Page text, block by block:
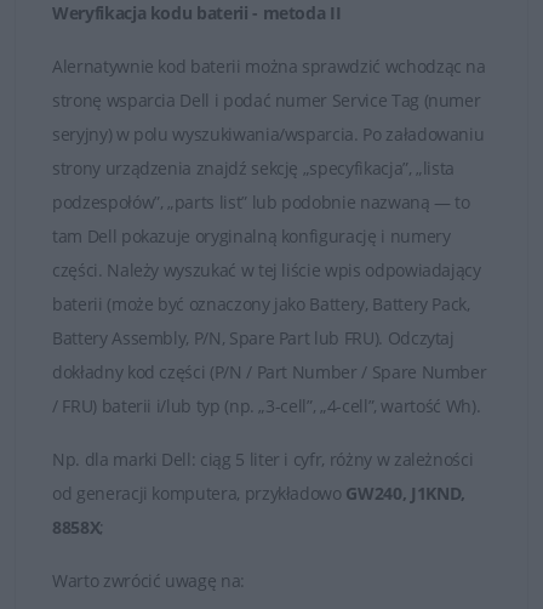
Weryfikacja kodu baterii - metoda II
Alernatywnie kod baterii można sprawdzić wchodząc na
stronę wsparcia Dell i podać numer Service Tag (numer
seryjny) w polu wyszukiwania/wsparcia. Po załadowaniu
strony urządzenia znajdź sekcję „specyfikacja”, „lista
podzespołów”, „parts list” lub podobnie nazwaną — to
tam Dell pokazuje oryginalną konfigurację i numery
części. Należy wyszukać w tej liście wpis odpowiadający
baterii (może być oznaczony jako Battery, Battery Pack,
Battery Assembly, P/N, Spare Part lub FRU). Odczytaj
dokładny kod części (P/N / Part Number / Spare Number
/ FRU) baterii i/lub typ (np. „3-cell”, „4-cell”, wartość Wh).
Np. dla marki Dell: ciąg 5 liter i cyfr, różny w zależności
od generacji komputera, przykładowo GW240, J1KND,
8858X;
Warto zwrócić uwagę na: